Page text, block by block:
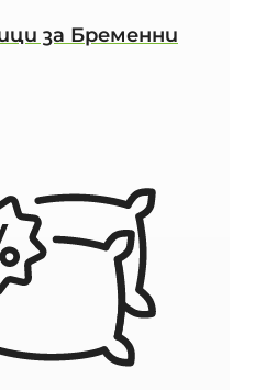
за Бременни